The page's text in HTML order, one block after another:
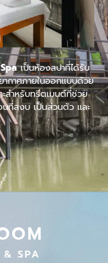
เป็นห้องสปาที่ได้รับ
กาศภายในออกแบบด้วย
สำหรับทรีตเมนต์ที่ช่วย
นที่สงบ เป็นส่วนตัว และ
& SPA